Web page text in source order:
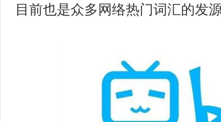
目前也是众多网络热门词汇的发